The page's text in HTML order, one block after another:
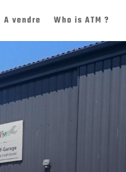
A vendre Who is ATM ?